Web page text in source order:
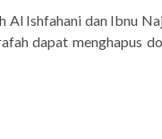
Al Ishfahani dan Ibnu
dapat menghapus